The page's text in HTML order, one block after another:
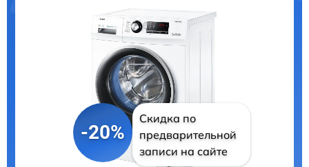
-20%
Скидка по
предварительной
записи на сайте